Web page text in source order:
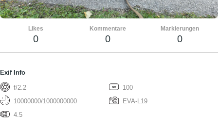
Likes
0
Kommentare
0
Markierungen
0
Exif Info
f/2.2
100
10000000/1000000000
EVA-L19
4.5